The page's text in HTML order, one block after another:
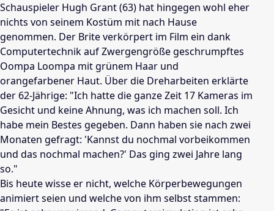
Schauspieler Hugh Grant (63) hat hingegen wohl eher
nichts von seinem Kostüm mit nach Hause
genommen. Der Brite verkörpert im Film ein dank
Computertechnik auf Zwergengröße geschrumpftes
Oompa Loompa mit grünem Haar und
orangefarbener Haut. Über die Dreharbeiten erklärte
der 62-Jährige: "Ich hatte die ganze Zeit 17 Kameras im
Gesicht und keine Ahnung, was ich machen soll. Ich
habe mein Bestes gegeben. Dann haben sie nach zwei
Monaten gefragt: 'Kannst du nochmal vorbeikommen
und das nochmal machen?' Das ging zwei Jahre lang
so."
Bis heute wisse er nicht, welche Körperbewegungen
animiert seien und welche von ihm selbst stammen: